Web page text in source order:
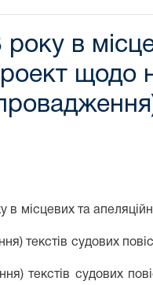
в
щодо
та
текстів судових
текстів судових